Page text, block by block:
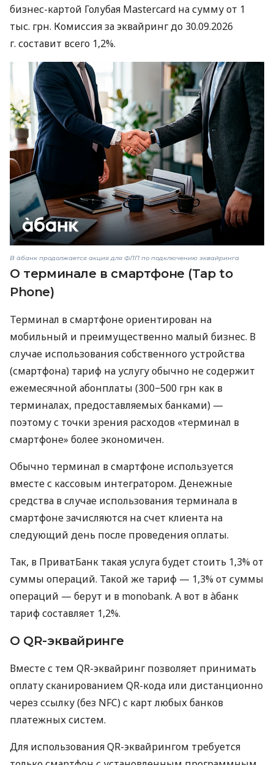
бизнес-картой Голубая Mastercard на сумму от 1
тыс. грн. Комиссия за эквайринг до 30.09.2026
г. составит всего 1,2%.
В àбанк продолжается акция для ФЛП по подключению эквайринга
О терминале в смартфоне (Tap to
Phone)
Терминал в смартфоне ориентирован на
мобильный и преимущественно малый бизнес. В
случае использования собственного устройства
(смартфона) тариф на услугу обычно не содержит
ежемесячной абонплаты (300−500 грн как в
терминалах, предоставляемых банками) —
поэтому с точки зрения расходов «терминал в
смартфоне» более экономичен.
Обычно терминал в смартфоне используется
вместе с кассовым интегратором. Денежные
средства в случае использования терминала в
смартфоне зачисляются на счет клиента на
следующий день после проведения оплаты.
Так, в ПриватБанк такая услуга будет стоить 1,3% от
суммы операций. Такой же тариф — 1,3% от суммы
операций — берут и в monobank. А вот в àбанк
тариф составляет 1,2%.
О QR-эквайринге
Вместе с тем QR-эквайринг позволяет принимать
оплату сканированием QR-кода или дистанционно
через ссылку (без NFC) с карт любых банков
платежных систем.
Для использования QR-эквайрингом требуется